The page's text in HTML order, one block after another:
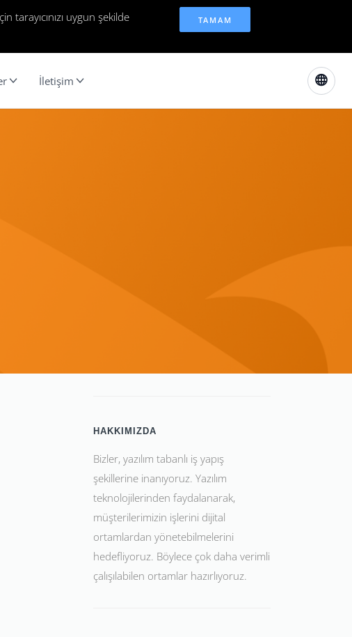
tarayıcınızı uygun şekilde
TAMAM
İletişim
HAKKIMIZDA
Bizler, yazılım tabanlı iş yapış
şekillerine inanıyoruz. Yazılım
teknolojilerinden faydalanarak,
müşterilerimizin işlerini dijital
ortamlardan yönetebilmelerini
hedefliyoruz. Böylece çok daha verimli
çalışılabilen ortamlar hazırlıyoruz.